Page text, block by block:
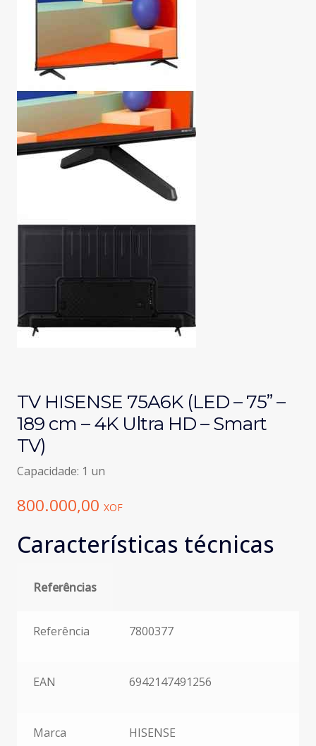
TV HISENSE 75A6K (LED – 75” –
189 cm – 4K Ultra HD – Smart
TV)
Capacidade: 1 un
800.000,00 XOF
Características técnicas
Referências
Referência 7800377
EAN 6942147491256
Marca HISENSE